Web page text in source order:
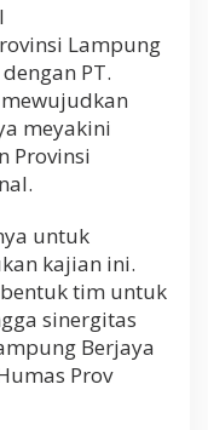
Lampung
PT.
meyakini
Provinsi
untuk
kajian ini.
tim untuk
sinergitas
Berjaya
Prov